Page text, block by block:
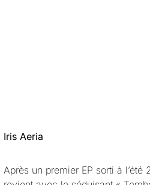
Iris Aeria
Après un premier EP sorti à